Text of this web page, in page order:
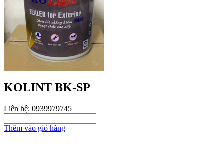
KOLINT BK-SP
Liên hệ: 0939979745
Thêm vào giỏ hàng